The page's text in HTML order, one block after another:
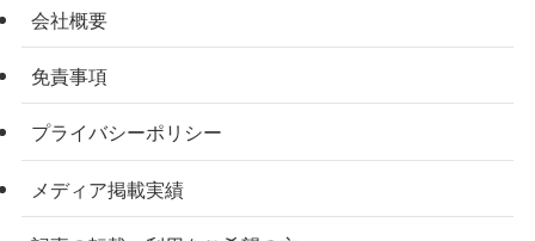
会社概要
免責事項
プライバシーポリシー
メディア掲載実績